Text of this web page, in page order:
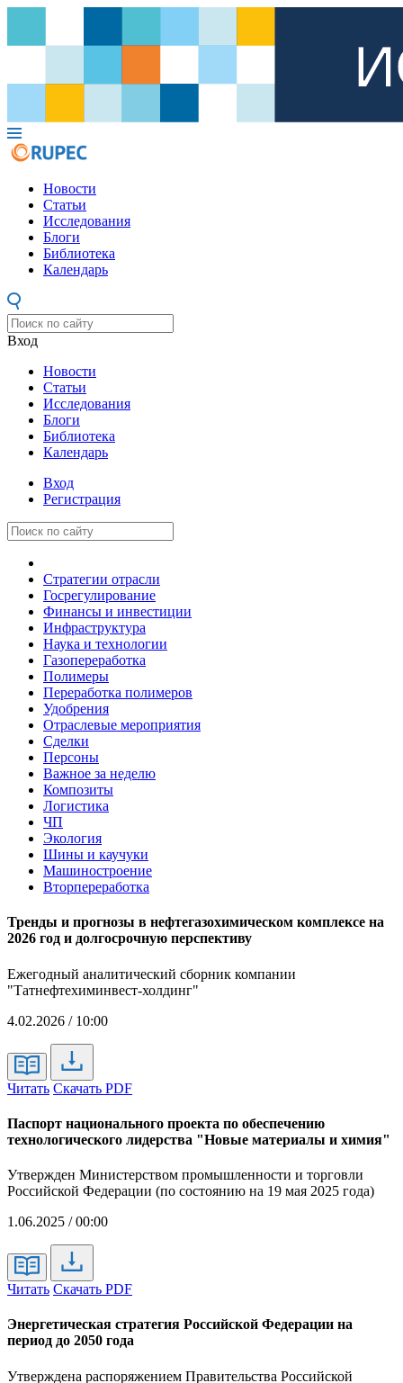
Новости
Статьи
Исследования
Блоги
Библиотека
Календарь
Вход
Новости
Статьи
Исследования
Блоги
Библиотека
Календарь
Вход
Регистрация
Стратегии отрасли
Госрегулирование
Финансы и инвестиции
Инфраструктура
Наука и технологии
Газопереработка
Полимеры
Переработка полимеров
Удобрения
Отраслевые мероприятия
Сделки
Персоны
Важное за неделю
Композиты
Логистика
ЧП
Экология
Шины и каучуки
Машиностроение
Вторпереработка
Тренды и прогнозы в нефтегазохимическом комплексе на
2026 год и долгосрочную перспективу
Ежегодный аналитический сборник компании
"Татнефтехиминвест-холдинг"
4.02.2026 / 10:00
Читать Скачать PDF
Паспорт национального проекта по обеспечению
технологического лидерства "Новые материалы и химия"
Утвержден Министерством промышленности и торговли
Российской Федерации (по состоянию на 19 мая 2025 года)
1.06.2025 / 00:00
Читать Скачать PDF
Энергетическая стратегия Российской Федерации на
период до 2050 года
Утверждена распоряжением Правительства Российской